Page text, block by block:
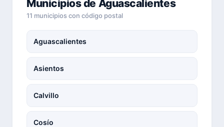
Municipios de Aguascalientes
11 municipios con código postal
Aguascalientes
Asientos
Calvillo
Cosío